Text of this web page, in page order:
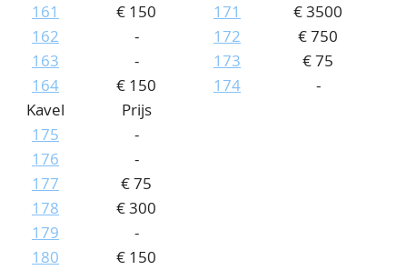
161
€ 150
162
-
163
-
164
€ 150
171
€ 3500
172
€ 750
173
€ 75
174
-
Kavel
Prijs
175
-
176
-
177
€ 75
178
€ 300
179
-
180
€ 150